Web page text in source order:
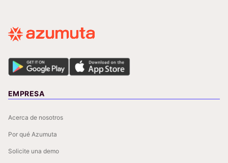
EMPRESA
Acerca de nosotros
Por qué Azumuta
Solicite una demo